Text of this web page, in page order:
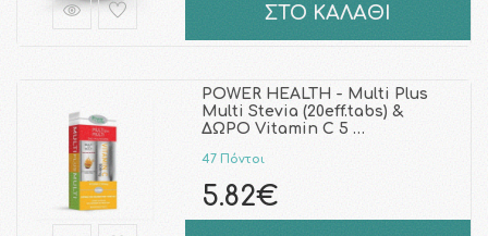
ΣΤΟ ΚΑΛΑΘΙ
POWER HEALTH - Multi Plus
Multi Stevia (20eff.tabs) &
ΔΩΡΟ Vitamin C 5 …
47 Πόντοι
5.82€